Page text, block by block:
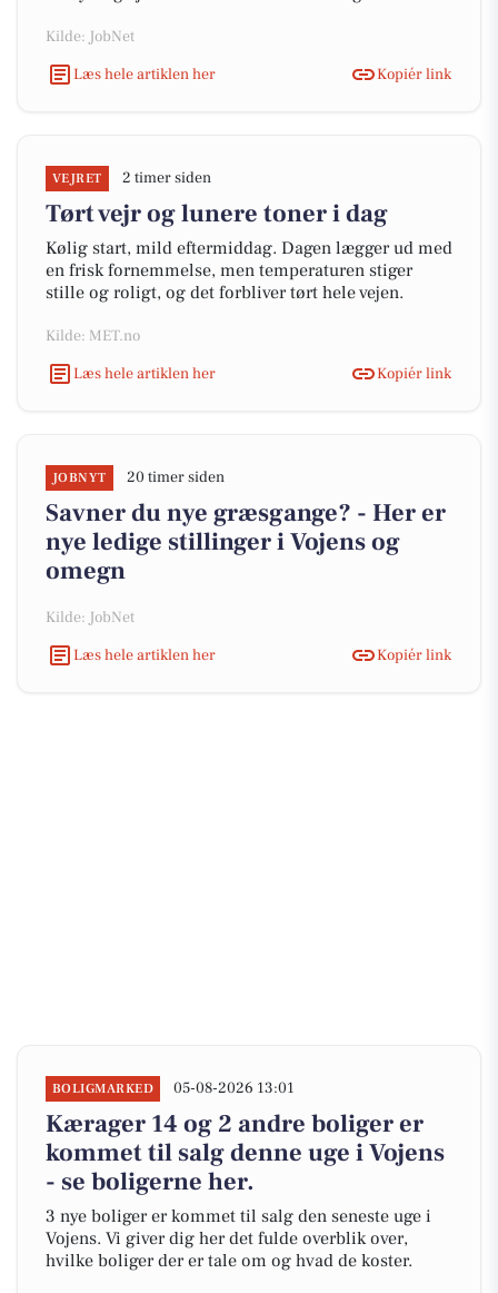
Kilde: JobNet
Læs hele artiklen her
Kopiér link
VEJRET 2 timer siden
Tørt vejr og lunere toner i dag
Kølig start, mild eftermiddag. Dagen lægger ud med
en frisk fornemmelse, men temperaturen stiger
stille og roligt, og det forbliver tørt hele vejen.
Kilde: MET.no
Læs hele artiklen her
Kopiér link
JOBNYT 20 timer siden
Savner du nye græsgange? - Her er
nye ledige stillinger i Vojens og
omegn
Kilde: JobNet
Læs hele artiklen her
Kopiér link
BOLIGMARKED 05-08-2026 13:01
Kærager 14 og 2 andre boliger er
kommet til salg denne uge i Vojens
- se boligerne her.
3 nye boliger er kommet til salg den seneste uge i
Vojens. Vi giver dig her det fulde overblik over,
hvilke boliger der er tale om og hvad de koster.